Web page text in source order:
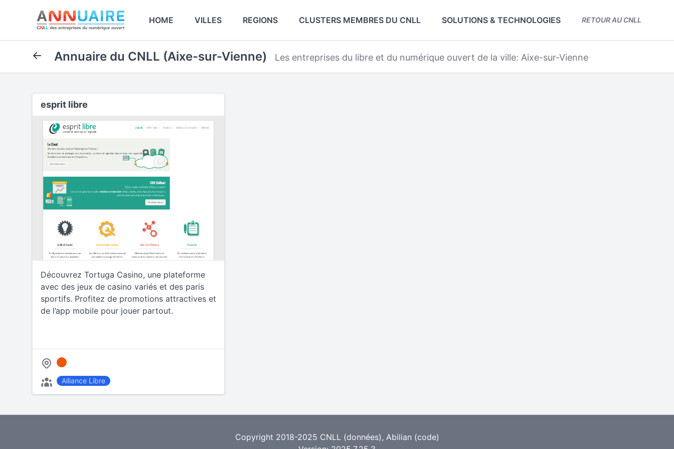
HOME VILLES REGIONS CLUSTERS MEMBRES DU CNLL SOLUTIONS & TECHNOLOGIES RETOUR AU CNLL
Annuaire du CNLL (Aixe-sur-Vienne) Les entreprises du libre et du numérique ouvert de la ville: Aixe-sur-Vienne
esprit libre
Découvrez Tortuga Casino, une plateforme
avec des jeux de casino variés et des paris
sportifs. Profitez de promotions attractives et
de l’app mobile pour jouer partout.
Alliance Libre
Copyright 2018-2025 CNLL (données), Abilian (code)